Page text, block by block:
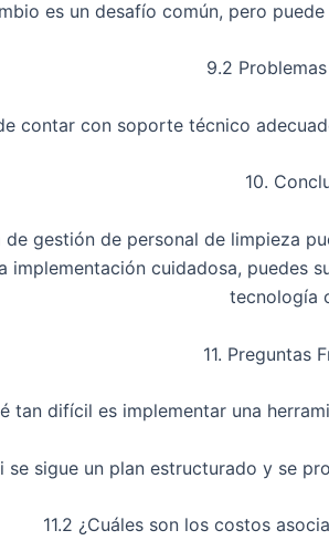
es un desafío común, pero
9.2
contar con soporte técnico
10.
gestión de personal de limpieza
implementación cuidadosa,
tecnología
11. Preguntas
tan difícil es implementar una
se sigue un plan estructurado y se
11.2 ¿Cuáles son los costos